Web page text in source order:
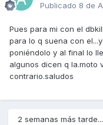
Publicado 8 de
Pues para mi con el
para lo q suena con
poniéndolo y al final lo
algunos dicen q la.moto
contrario.saludos
2 semanas más tarde...